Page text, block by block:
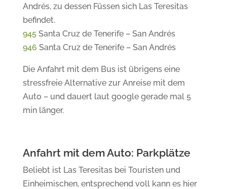
Andrés, zu dessen Füssen sich Las Teresitas
befindet.
945Santa Cruz de Tenerife – San Andrés
946 Santa Cruz de Tenerife – San Andrés
Die Anfahrt mit dem Bus ist übrigens eine
stressfreie Alternative zur Anreise mit dem
Auto – und dauert laut google gerade mal 5
min länger.
Anfahrt mit dem Auto: Parkplätze
Beliebt ist Las Teresitas bei Touristen und
Einheimischen, entsprechend voll kann es hier